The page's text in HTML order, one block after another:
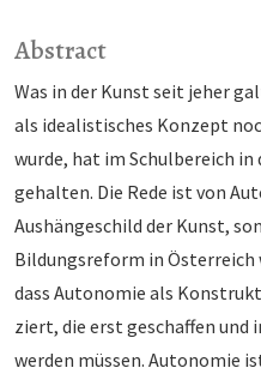
Abstract
Was in der Kunst seit jeher
als idealistisches Konzept
wurde, hat im Schulbereich
gehalten. Die Rede ist von
Aushängeschild der Kunst,
Bildungsreform in
dass Autonomie als
ziert, die erst geschaffen und
werden müssen. Autonomie